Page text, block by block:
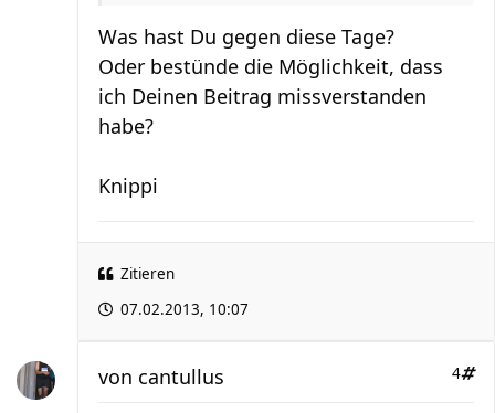
Was hast Du gegen diese Tage?
Oder bestünde die Möglichkeit, dass
ich Deinen Beitrag missverstanden
habe?
Knippi
Zitieren
07.02.2013, 10:07
4
von cantullus